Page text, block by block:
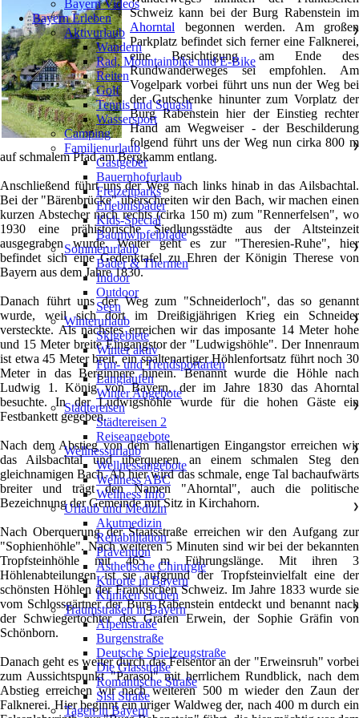
Schweiz kann bei der Burg Rabenstein im
Ahorntal begonnen werden. Am großen
Parkplatz befindet sich ferner eine Falknerei,
eine Besichtigung am Ende des
Rundwanderweges sei empfohlen. Am
Vogelpark vorbei führt uns nun der Weg bei
der Gutschenke hinunter zum Vorplatz der
Burg Rabenstein hier der Einstieg rechter
Hand am Wegweiser - der Beschilderung
folgend führt uns der Weg nun cirka 800 m
auf schmalem Pfad am Bergkamm entlang.
Anschließend führt uns der Weg nach links hinab in das Ailsbachtal.
Bei der "Bärenbrücke" überschreiten wir den Bach, wir machen einen
kurzen Abstecher nach rechts (cirka 150 m) zum "Rennerfelsen", wo
1930 eine prähistorische Siedlungsstädte aus der Altsteinzeit
ausgegraben wurde. Weiter geht es zur "Theresien-Ruhe", hier
befindet sich eine Gedenktafel zu Ehren der Königin Therese von
Bayern aus dem Jahre 1830.
Danach führt uns der Weg zum "Schneiderloch", das so genannt
wurde, weil sich dort im Dreißigjährigen Krieg ein Schneider
versteckte. Als nächstes erreichen wir das imposante 14 Meter hohe
und 15 Meter breite Eingangstor der "Ludwigshöhle". Der Innenraum
ist etwa 45 Meter breit, ein spaltenartiger Höhlenfortsatz führt noch 30
Meter in das Berginnere hinein. Benannt wurde die Höhle nach
Ludwig 1. König von Bayern, der im Jahre 1830 das Ahorntal
besuchte. In der Ludwigshöhle wurde für die hohen Gäste ein
Festbankett gegeben.
Nach dem Abstieg von dem hallenartigen Eingangstor erreichen wir
das Ailsbachtal und überqueren an einem schmalen Steg den
gleichnamigen Bach. Ab hier wird das schmale, enge Tal bachaufwärts
breiter und trägt den Namen "Ahorntal", auch die politische
Bezeichnung der Gemeinde mit Sitz in Kirchahorn.
Nach Oberquerung der Staatsstraße erreichen wir den Aufgang zur
"Sophienhöhle". Nach weiteren 5 Minuten sind wir bei der bekannten
Tropfsteinhöhle mit 465 m Führungslänge. Mit ihren 3
Höhlenabteilungen ist sie aufgrund der Tropfsteinvielfalt eine der
schönsten Höhlen der Fränkischen Schweiz. Im Jahre 1833 wurde sie
vom Schlossgärtner der Burg Rabenstein entdeckt und benannt nach
der Schwiegertochter des Grafen Erwein, der Sophie Gräfin von
Schönborn.
Danach geht es weiter durch das Felsentor an der "Erweinsruh" vorbei
zum Aussichtspunkt "Parasol" mit herrlichem Rundblick, nach dem
Abstieg erreichen wir nach weiteren 500 m wieder den Zaun der
Falknerei. Hier beginnt ein uriger Waldweg der, nach 400 m durch ein
Bayern Videos
Bayern Erleben
Aktivurlaub
❯
Wandern
Rad, Mountainbike und E-Bike
Reiten
Golf
Tennis und Squash
Wassersport
Camping
Familienurlaub
❯
Gastgeber
Bauernhofurlaub
Freizeitparks
Erlebnisbäder
Kids-Special
Baumwipfelpfade
Sommerurlaub
❯
Bäder & Thermen
Indoor
Outdoor
Seen
Winterurlaub
❯
Skigebiete
Winter aktiv
Fun- und Trendsportarten
Langlaufen
Winter Angebote
Städtereisen
❯
Städtereisen 2
Reiseangebote
Wellnessurlaub
❯
Wellnessangebote
Wellness ABC
Wellness Info
Urlaub und Medizin
❯
Akutmedizin
Rehabilitation
Prävention
Ästhetische Chirurgie
Kurorte in Bayern
Kliniken suchen
Traumstraßen in Bayern
❯
Alpenstraße
Burgenstraße
Deutsche Spielzeugstraße
Die Glasstraße
Romantische Straße
Sisi Straße
Tagen in Bayern